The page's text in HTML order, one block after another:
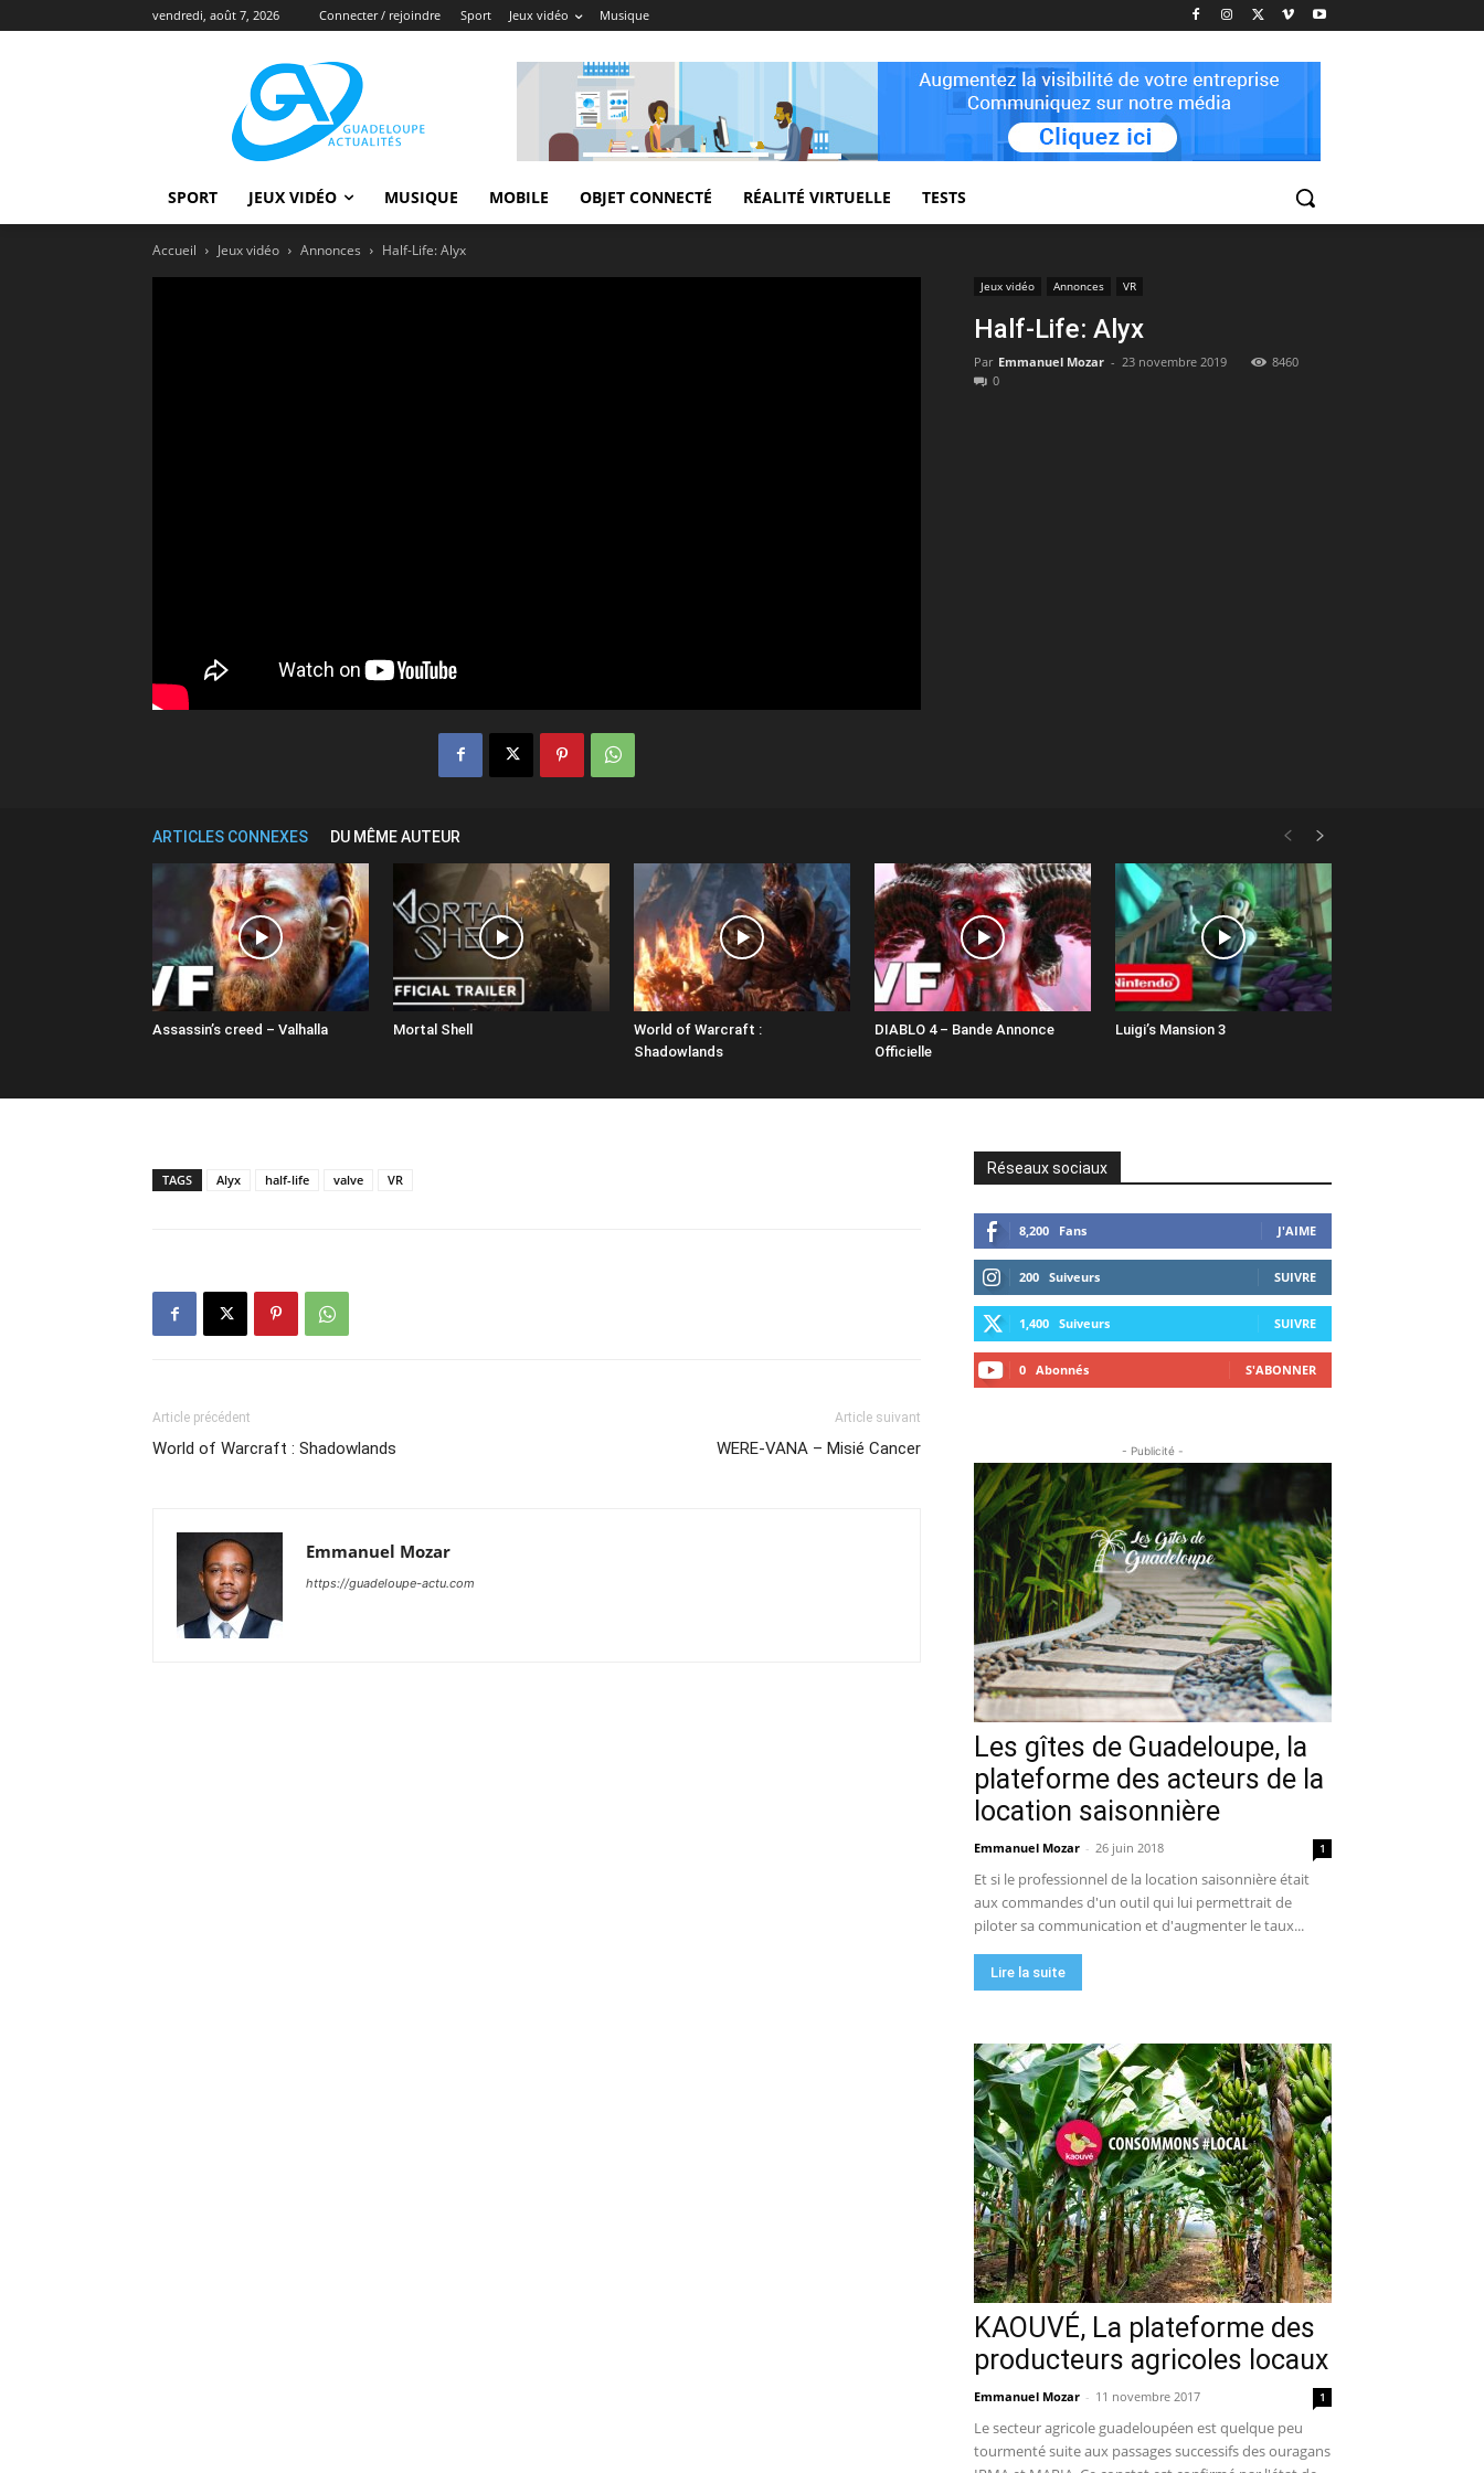
vendredi, août 7, 2026 Connecter / rejoindre Sport Jeux vidéo Musique
SPORT JEUX VIDÉO MUSIQUE MOBILE OBJET CONNECTÉ RÉALITÉ VIRTUELLE TESTS
Accueil Jeux vidéo Annonces Half-Life: Alyx
Jeux vidéo Annonces VR
Half-Life: Alyx
Par Emmanuel Mozar - 23 novembre 2019
8460
0
ARTICLES CONNEXES DU MÊME AUTEUR
Assassin’s creed – Valhalla Mortal Shell
World of Warcraft :
Shadowlands
DIABLO 4 – Bande Annonce
Officielle
Luigi’s Mansion 3
TAGS Alyx half-life valve VR
Article précédent
World of Warcraft : Shadowlands
Article suivant
WERE-VANA – Misié Cancer
Emmanuel Mozar
https://guadeloupe-actu.com
Réseaux sociaux
8,200 Fans J'AIME
200 Suiveurs SUIVRE
1,400 Suiveurs SUIVRE
0 Abonnés S'ABONNER
- Publicité -
Les gîtes de Guadeloupe, la
plateforme des acteurs de la
location saisonnière
Emmanuel Mozar - 26 juin 2018 1
Et si le professionnel de la location saisonnière était
aux commandes d'un outil qui lui permettrait de
piloter sa communication et d'augmenter le taux...
Lire la suite
KAOUVÉ, La plateforme des
producteurs agricoles locaux
Emmanuel Mozar - 11 novembre 2017 1
Le secteur agricole guadeloupéen est quelque peu
tourmenté suite aux passages successifs des ouragans